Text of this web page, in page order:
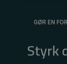
GØR EN
Styrk